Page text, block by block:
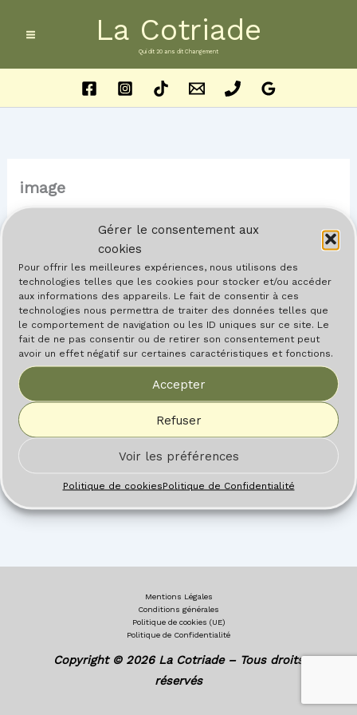
Gérer le consentement aux
cookies
Pour offrir les meilleures expériences, nous utilisons des
technologies telles que les cookies pour stocker et/ou accéder
aux informations des appareils. Le fait de consentir à ces
technologies nous permettra de traiter des données telles que
le comportement de navigation ou les ID uniques sur ce site. Le
fait de ne pas consentir ou de retirer son consentement peut
avoir un effet négatif sur certaines caractéristiques et fonctions.
Accepter
Refuser
Voir les préférences
Politique de cookiesPolitique de Confidentialité
La Cotriade
Qui dit 20 ans dit Changement
image
Par
Mentions Légales
Conditions générales
Politique de cookies (UE)
Politique de Confidentialité
Copyright © 2026 La Cotriade – Tous droits
réservés